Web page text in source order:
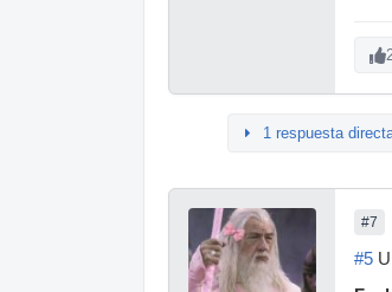
1 respuesta
#7
#5